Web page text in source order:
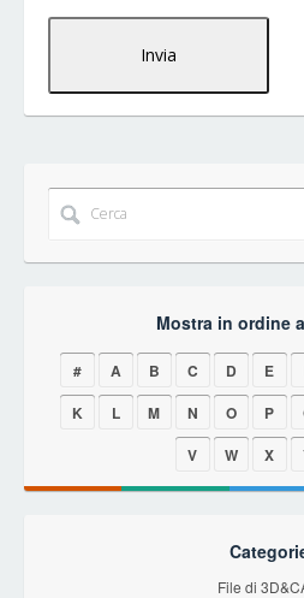
Mostra in ordine
# A B C D E
K
L M N O P
V
W X
File di